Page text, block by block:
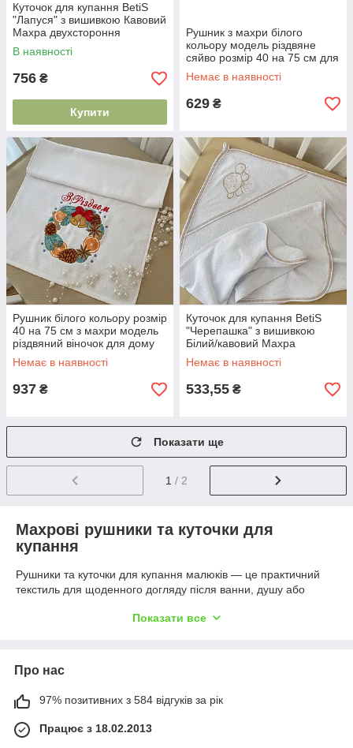
Куточок для купання BetiS
"Лапуся" з вишивкою Кавовий
Махра двухстороння
91450501 90*110 см
В наявності
756 ₴
Купити
Рушник з махри білого
кольору модель різдвяне
сяйво розмір 40 на 75 см для
дому та щоденного
використання
Немає в наявності
629 ₴
Рушник білого кольору розмір
40 на 75 см з махри модель
різдвяний віночок для дому
та щоденного використання
Немає в наявності
937 ₴
Куточок для купання BetiS
"Черепашка" з вишивкою
Білий/кавовий Махра
27689762 75*90 см
Немає в наявності
533,55 ₴
Показати ще
1 / 2
Махрові рушники та куточки для
купання
Рушники та куточки для купання малюків — це практичний
текстиль для щоденного догляду після ванни, душу або
дому, дитячі рушники з капюшоном, куточки для купання
Рушники для дому, купання та догляду за
махрові рушники для щоденного використання;
дитячі куточки для купання з капюшоном;
Показати все
Про нас
97% позитивних з 584 відгуків за рік
Працює з 18.02.2013